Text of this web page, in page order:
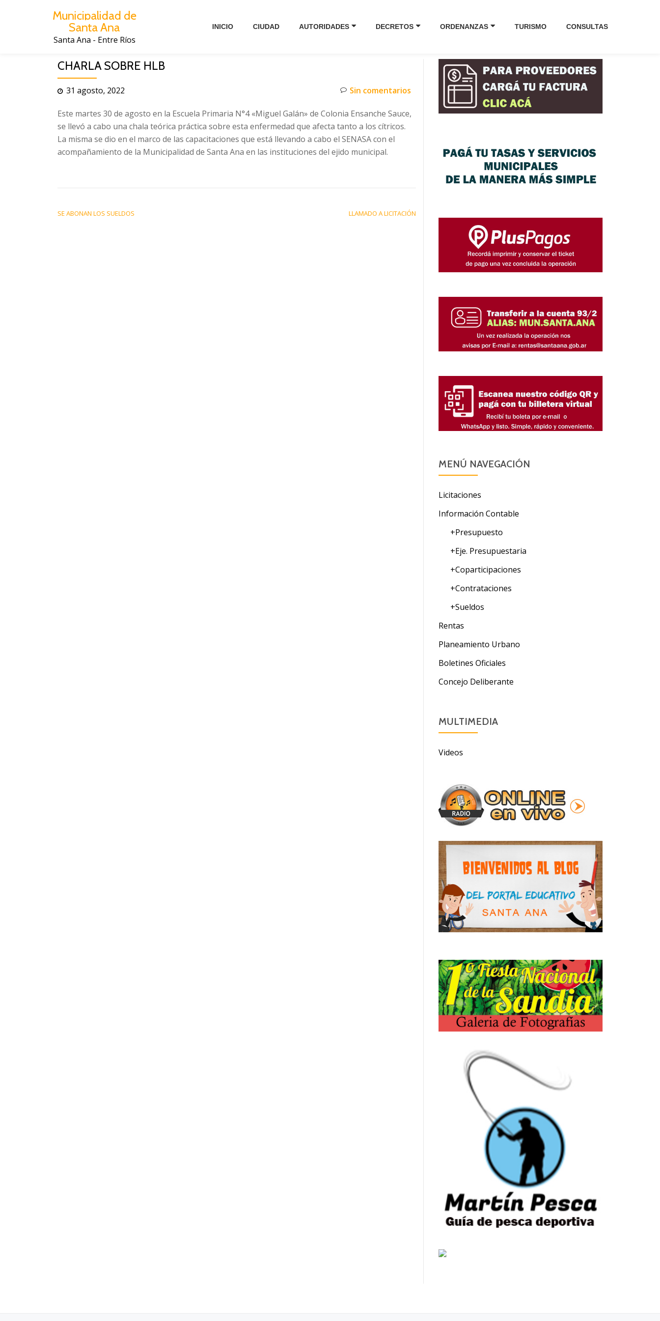
Municipalidad de
Santa Ana
Santa Ana - Entre Ríos
INICIO CIUDAD AUTORIDADES DECRETOS ORDENANZAS TURISMO CONSULTAS
CHARLA SOBRE HLB
31 agosto, 2022 Sin comentarios
Este martes 30 de agosto en la Escuela Primaria N°4 «Miguel Galán» de Colonia Ensanche Sauce,
se llevó a cabo una chala teórica práctica sobre esta enfermedad que afecta tanto a los cítricos.
La misma se dio en el marco de las capacitaciones que está llevando a cabo el SENASA con el
acompañamiento de la Municipalidad de Santa Ana en las instituciones del ejido municipal.
SE ABONAN LOS SUELDOS LLAMADO A LICITACIÓN
MENÚ NAVEGACIÓN
Licitaciones
Información Contable
+Presupuesto
+Eje. Presupuestaria
+Coparticipaciones
+Contrataciones
+Sueldos
Rentas
Planeamiento Urbano
Boletines Oficiales
Concejo Deliberante
MULTIMEDIA
Videos